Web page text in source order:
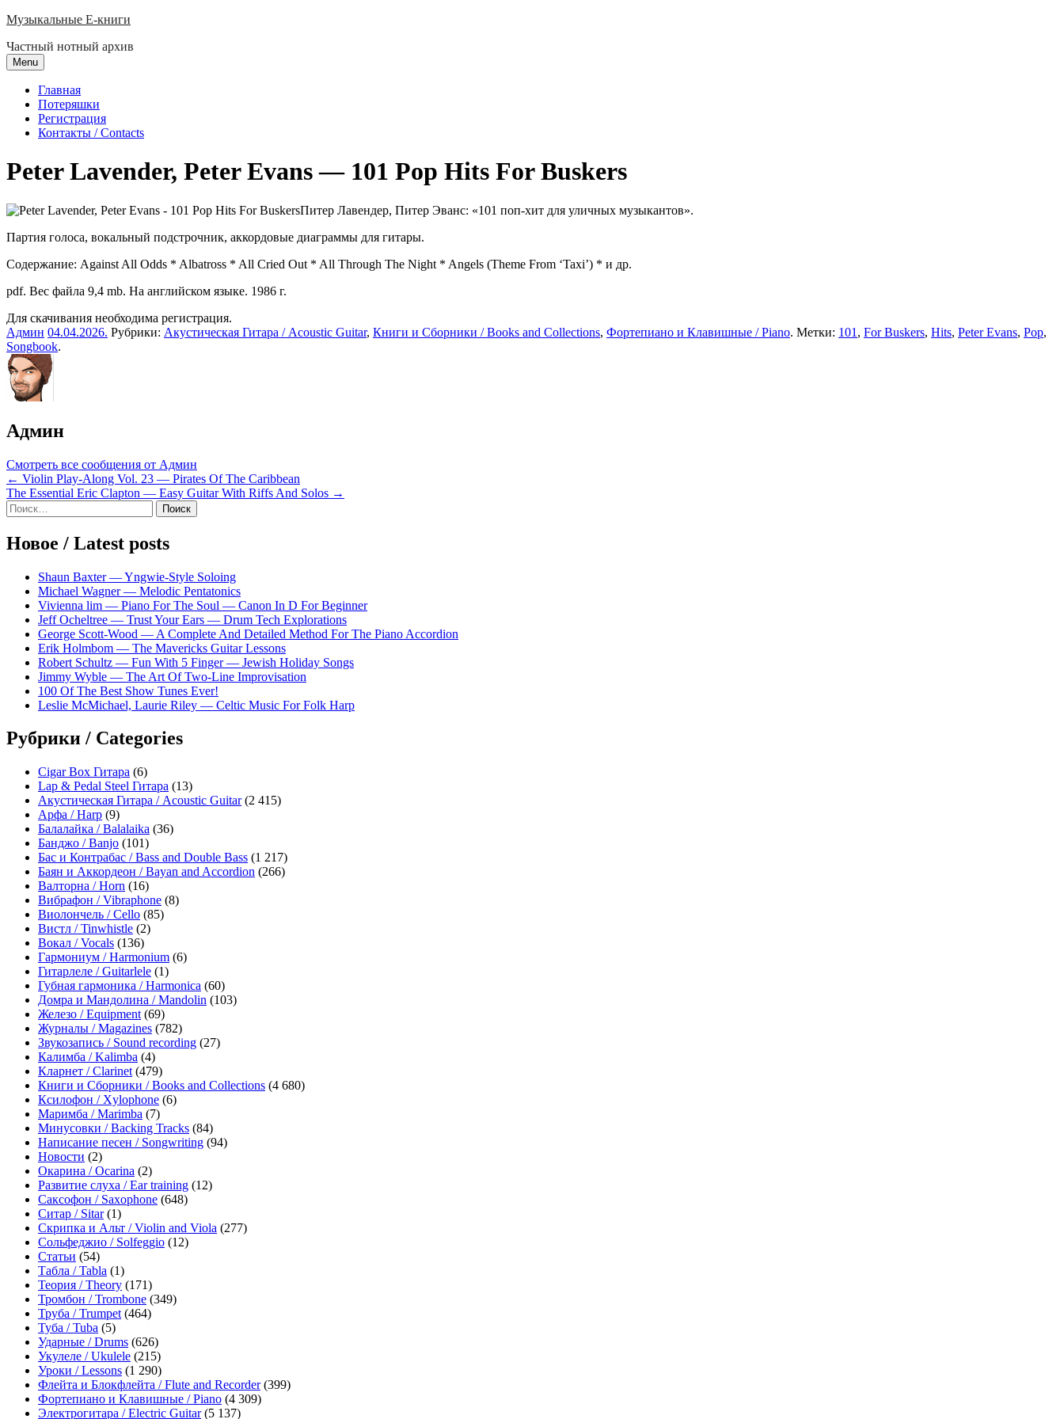
Skip
content
Музыкальные E-книги
Частный нотный архив
Menu
Главная
Потеряшки
Регистрация
Контакты / Contacts
Peter Lavender, Peter Evans — 101 Pop Hits For Buskers
Питер Лавендер, Питер Эванс: «101 поп‑хит для уличных музыкантов».
Партия голоса, вокальный подстрочник, аккордовые диаграммы для гитары.
Содержание: Against All Odds * Albatross * All Cried Out * All Through The Night * Angels (Theme From ‘Taxi’) * и др.
pdf. Вес файла 9,4 mb. На английском языке. 1986 г.
Для скачивания необходима регистрация.
Админ 04.04.2026. Рубрики: Акустическая Гитара / Acoustic Guitar, Книги и Сборники / Books and Collections, Фортепиано и Клавишные / Piano. Метки: 101 , For Buskers, Hits, Peter Evans, Pop,
Songbook.
Админ
Смотреть все сообщения от Админ
Навигация
по
записям
← Violin Play-Along Vol. 23 — Pirates Of The Caribbean
The Essential Eric Clapton — Easy Guitar With Riffs And Solos →
Sidebar
Найти:
Новое / Latest posts
Shaun Baxter — Yngwie-Style Soloing
Michael Wagner — Melodic Pentatonics
Vivienna lim — Piano For The Soul — Canon In D For Beginner
Jeff Ocheltree — Trust Your Ears — Drum Tech Explorations
George Scott-Wood — A Complete And Detailed Method For The Piano Accordion
Erik Holmbom — The Mavericks Guitar Lessons
Robert Schultz — Fun With 5 Finger — Jewish Holiday Songs
Jimmy Wyble — The Art Of Two-Line Improvisation
100 Of The Best Show Tunes Ever!
Leslie McMichael, Laurie Riley — Celtic Music For Folk Harp
Рубрики / Categories
Cigar Box Гитара (6)
Lap & Pedal Steel Гитара (13)
Акустическая Гитара / Acoustic Guitar(2 415)
Арфа / Harp (9)
Балалайка / Balalaika (36)
Банджо / Banjo (101)
Бас и Контрабас / Bass and Double Bass (1 217)
Баян и Аккордеон / Bayan and Accordion (266)
Валторна / Horn (16)
Вибрафон / Vibraphone (8)
Виолончель / Cello (85)
Вистл / Tinwhistle (2)
Вокал / Vocals (136)
Гармониум / Harmonium (6)
Гитарлеле / Guitarlele (1)
Губная гармоника / Harmonica (60)
Домра и Мандолина / Mandolin (103)
Железо / Equipment (69)
Журналы / Magazines (782)
Звукозапись / Sound recording (27)
Калимба / Kalimba (4)
Кларнет / Clarinet (479)
Книги и Сборники / Books and Collections (4 680)
Ксилофон / Xylophone (6)
Маримба / Marimba (7)
Минусовки / Backing Tracks (84)
Написание песен / Songwriting (94)
Новости (2)
Окарина / Ocarina (2)
Развитие слуха / Ear training (12)
Саксофон / Saxophone (648)
Ситар / Sitar(1)
Скрипка и Альт / Violin and Viola (277)
Сольфеджио / Solfeggio (12)
Статьи (54)
Табла / Tabla (1)
Теория / Theory (171)
Тромбон / Trombone (349)
Труба / Trumpet (464)
Туба / Tuba (5)
Ударные / Drums (626)
Укулеле / Ukulele (215)
Уроки / Lessons (1 290)
Флейта и Блокфлейта / Flute and Recorder(399)
Фортепиано и Клавишные / Piano (4 309)
Электрогитара / Electric Guitar(5 137)